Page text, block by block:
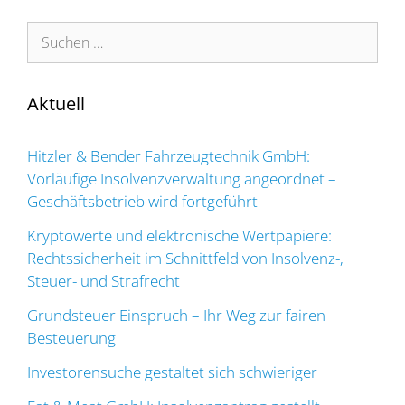
Suchen
nach:
Aktuell
Hitzler & Bender Fahrzeugtechnik GmbH:
Vorläufige Insolvenzverwaltung angeordnet –
Geschäftsbetrieb wird fortgeführt
Kryptowerte und elektronische Wertpapiere:
Rechtssicherheit im Schnittfeld von Insolvenz-,
Steuer- und Strafrecht
Grundsteuer Einspruch – Ihr Weg zur fairen
Besteuerung
Investorensuche gestaltet sich schwieriger